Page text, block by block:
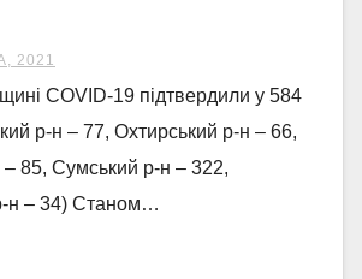
2021
COVID-19 підтвердили у 584
р-н – 77, Охтирський р-н – 66,
85, Сумський р-н – 322,
н – 34) Станом…